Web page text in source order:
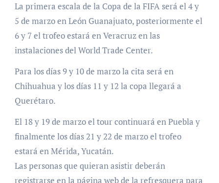
La primera escala de la Copa de la FIFA será el 4 y
5 de marzo en León Guanajuato, posteriormente el
6 y 7 el trofeo estará en Veracruz en las
instalaciones del World Trade Center.
Para los días 9 y 10 de marzo la cita será en
Chihuahua y los días 11 y 12 la copa llegará a
Querétaro.
El 18 y 19 de marzo el tour continuará en Puebla y
finalmente los días 21 y 22 de marzo el trofeo
estará en Mérida, Yucatán.
Las personas que quieran asistir deberán
registrarse en la página web de la refresquera para